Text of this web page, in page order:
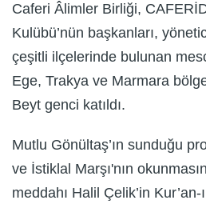
Caferi Âlimler Birliği,
Kulübü’nün başkanları,
çeşitli ilçelerinde bulunan
Ege, Trakya ve Marmara
Beyt genci katıldı.
Mutlu Gönültaş’ın sunduğu
ve İstiklal Marşı'nın
meddahı Halil Çelik’in